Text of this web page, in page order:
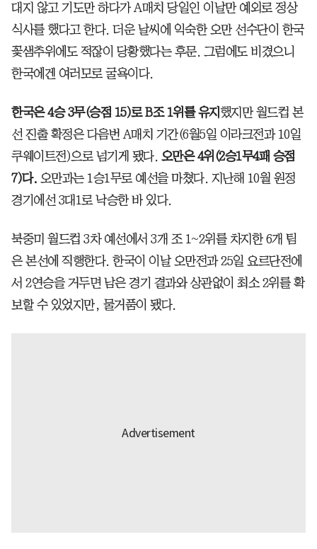
대지 않고 기도만 하다가 A매치 당일인 이날만 예외로 정상
식사를 했다고 한다. 더운 날씨에 익숙한 오만 선수단이 한국
꽃샘추위에도 적잖이 당황했다는 후문. 그럼에도 비겼으니
한국에겐 여러모로 굴욕이다.
한국은 4승 3무(승점 15)로 B조 1위를 유지 했지만 월드컵 본
선 진출 확정은 다음번 A매치 기간(6월5일 이라크전과 10일
쿠웨이트전)으로 넘기게 됐다. 오만은 4위(2승1무4패 승점
7)다. 오만과는 1승1무로 예선을 마쳤다. 지난해 10월 원정
경기에선 3대1로 낙승한 바 있다.
북중미 월드컵 3차 예선에서 3개 조 1~2위를 차지한 6개 팀
은 본선에 직행한다. 한국이 이날 오만전과 25일 요르단전에
서 2연승을 거두면 남은 경기 결과와 상관없이 최소 2위를 확
보할 수 있었지만, 물거품이 됐다.